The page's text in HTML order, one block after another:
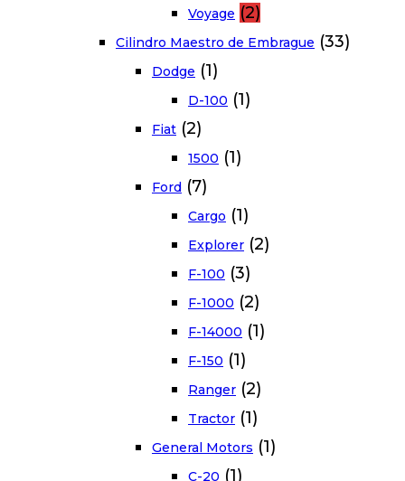
Voyage (2)
Cilindro Maestro de Embrague (33)
Dodge (1)
D-100 (1)
Fiat (2)
1500 (1)
Ford (7)
Cargo (1)
Explorer (2)
F-100 (3)
F-1000 (2)
F-14000 (1)
F-150 (1)
Ranger (2)
Tractor (1)
General Motors (1)
C-20 (1)